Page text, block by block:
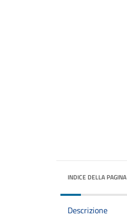
INDICE DELLA PAGINA
Descrizione